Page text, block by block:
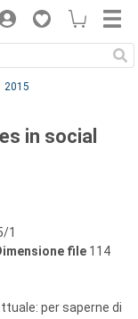
2015
in social
1
file 114
per saperne di